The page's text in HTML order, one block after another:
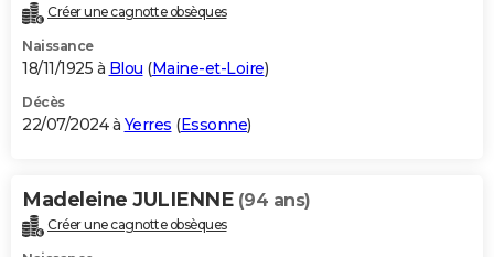
Créer une cagnotte obsèques
Naissance
18/11/1925 à Blou (Maine-et-Loire)
Décès
22/07/2024 à Yerres (Essonne)
Madeleine JULIENNE (94 ans)
Créer une cagnotte obsèques